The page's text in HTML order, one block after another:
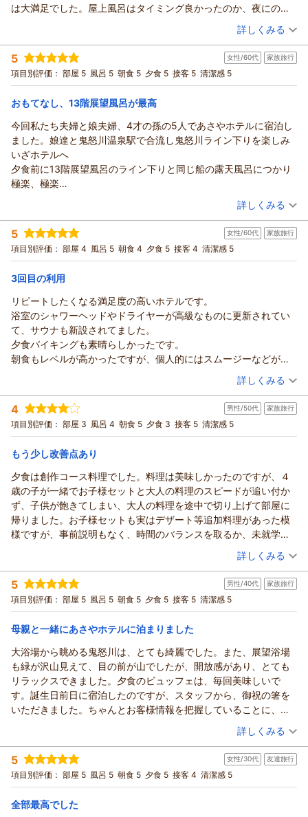
に存じます。
ご滞在中はご快適にお過ごしいただけましたようで、何よりで
ございます。
当館のスタッフは「明るい笑顔・丁寧な挨拶・やさしく親切な
心遣い」をモットーにお客様をお迎えしております。
ご滞在中何かお困りのことがございましたら、お気兼ねなくお
申しつけいただければ幸いに存じます。
日光・鬼怒川温泉へお越しの際には、ぜひまたご利用くださ
い。
ヨネコ様のまたのご来館を心よりお待ちしております。
ありがとうございました。
は大満足でした。屋上風呂はタイミング良かったのか、夜にのん
（投稿日：2026/07/21）
宿泊時期： 2026年07月宿泊 (家族旅行)
投稿者： のんのんさん
宿泊プラン： 【当館おすすめ】和・洋・中100種の豪華バイキング♪≪2026
年7月～≫
和室 朝・夕
宿泊価格帯： 27,001～28,000円(大人一人あたり/税込)
鬼怒川温泉 あさやからの返信
のんのん様
この度はご来館賜りまして、誠にありがとうございます。
お部屋のベランダの件ではご不快な思いを与えてしまい、大変
申し訳ございませんでした。
担当責任者へと申し伝え、清掃を徹底して参る所存でございま
す。
しかしながら、お風呂やお食事はご満喫いただけましたよう
で、ほっといたしました。
お母様にもご満足いただけましたら幸いです。
これからもより良い宿作りに努めて参りますので、ご指導・ご
のんのん様のまたのご来館を心よりお待ちしております。
ありがとうございました。
詳しくみる
5 女性/60代 家族旅行
項目別評価： 部屋 5 風呂 5 朝食 5 夕食 5 接客 5 清潔感 5
おもてなし、13階展望風呂が最高
今回私たち夫婦と娘夫婦、4才の孫の5人であさやホテルに宿泊し
ました。娘達と鬼怒川温泉駅で合流し鬼怒川ライン下りを楽しみ
いざホテルへ
夕食前に13階展望風呂のライン下りと同じ船の露天風呂につかり
極楽、極楽
どれも美味しかったですが特に大人は蟹が最高でたくさん食べま
した。
孫はスイカ、メロン、ハーゲンダッツアイスが気に入ったようで
す。
気持ちよく満腹
部屋は清潔、温かいお茶、冷たい水も飲め洗面台が2つあるのにび
っくり
夜中3時頃主人と目がさめ贅沢にお風呂へ
ほとんど貸切状態
朝のバイキング、ご飯にトロロ、マグロ、サーモンのせ食べたら
最後にもう一度展望風呂入り帰宅しました。
全員とても満足した温泉旅行でした。
あさやホテルの皆様、ありがとうございました。
（投稿日：2026/07/21）
宿泊時期： 2026年07月宿泊 (家族旅行)
投稿者： ノリコさん
宿泊プラン： 【当館おすすめ】和・洋・中100種の豪華バイキング♪
朝・夕
宿泊価格帯： 30,001円以上(大人一人あたり/税込)
鬼怒川温泉 あさやからの返信
ノリコ様
この度はご来館賜りまして、誠にありがとうございます。
ご滞在中はご快適にお過ごしいただけましたようで、何よりで
ございます。
当館のブッフェ（バイキング）では、たくさんのお客様にお楽
しみいただけますよう夕食時和洋中100種、朝食時和洋60種を
ご用意しております。
心ゆくまでご堪能いただけましたら幸いです。
これからもより一層のサービス向上に努めて参ります。
ノリコ様のまたのご来館を心よりお待ちしております。
（返信日：2026/07/22）
詳しくみる
5 女性/60代 家族旅行
項目別評価： 部屋 4 風呂 5 朝食 4 夕食 5 接客 4 清潔感 5
3回目の利用
リピートしたくなる満足度の高いホテルです。
浴室のシャワーヘッドやドライヤーが高級なものに更新されてい
て、サウナも新設されてました。
夕食バイキングも素晴らしかったです。
朝食もレベルが高かったですが、個人的にはスムージーなどがあ
（投稿日：2026/07/21）
宿泊時期： 2026年07月宿泊 (家族旅行)
投稿者： ネコまんまさん
宿泊プラン： 【当館おすすめ】和・洋・中100種の豪華バイキング♪≪～
2026年6月≫
和洋室 朝・夕
宿泊価格帯： 30,001円以上(大人一人あたり/税込)
鬼怒川温泉 あさやからの返信
ネコまんま様
この度はご来館賜りまして、誠にありがとうございます。
ご滞在中はご快適にお過ごしいただけましたようで、何よりで
ございます。
大浴場には様々なシャワーヘッドをお試しいただける「シャワ
ーヘッドバー」やReFaとDysonのドライヤーをご用意しており
ます。
また、秀峰館にはフィンランド式サウナとロウリュウサウナの2
つのサウナを備えておりました。
こちらもご堪能いただけましたら幸いです。
のための参考とさせていただきます。
貴重なご意見をありがとうございます。
これからもより良い宿作りのため、日々努力して参ります。
ネコまんま様のまたのご来館を心よりお待ちしております。
ありがとうございました。
（返信日：2026/07/22）
詳しくみる
4 男性/50代 家族旅行
項目別評価： 部屋 3 風呂 4 朝食 5 夕食 3 接客 5 清潔感 5
もう少し改善点あり
夕食は創作コース料理でした。料理は美味しかったのですが、４
歳の子が一緒でお子様セットと大人の料理のスピードが追い付か
ず、子供が飽きてしまい、大人の料理を途中で切り上げて部屋に
帰りました。お子様セットも実はデザート等追加料理があった模
様ですが、事前説明もなく、時間のバランスを取るか、未就学児
（投稿日：2026/07/21）
宿泊時期： 2026年07月宿泊 (家族旅行)
投稿者： 川口探検隊さん
宿泊プラン： 【創作料理（藤-Fuji-）】夕食はレストランで創作料理プラン
♪≪2026年7月～≫
和洋室 朝・夕
宿泊価格帯： 30,001円以上(大人一人あたり/税込)
鬼怒川温泉 あさやからの返信
川口探検隊様
この度はご来館賜りまして、誠にありがとうございます。
お食事の際にはスタッフの配慮が足りませず、申し訳ございま
せんでした。
担当責任者へと申し伝え、改善に努めて参る所存でございま
す。
その他、お部屋やお風呂などはご満喫いただけましたでしょう
か。
これからもより良い宿作りに努めて参りますので、ご指導・ご
鞭撻の程よろしくお願いいたします。
詳しくみる
5 男性/40代 家族旅行
項目別評価： 部屋 5 風呂 5 朝食 5 夕食 5 接客 5 清潔感 5
母親と一緒にあさやホテルに泊まりました
大浴場から眺める鬼怒川は、とても綺麗でした。また、展望浴場
も緑が沢山見えて、目の前が山でしたが、開放感があり、とても
リラックスできました。夕食のビュッフェは、毎回美味しいで
す。誕生日前日に宿泊したのですが、スタッフから、御祝の箸を
いただきました。ちゃんとお客様情報を把握していることに、お
客様としては感激しかありません。帰りのダイヤルバスもお見送
りしていただき、注文していたあさやホテル特製饅頭も友人に喜
ばれて、とても良かったです。
（投稿日：2026/07/21）
宿泊時期： 2026年07月宿泊 (家族旅行)
投稿者： ともさん
宿泊プラン： 【当館おすすめ】和・洋・中100種の豪華バイキング♪
朝・夕
宿泊価格帯： 23,001～24,000円(大人一人あたり/税込)
詳しくみる
5 女性/30代 友達旅行
項目別評価： 部屋 5 風呂 5 朝食 5 夕食 5 接客 4 清潔感 5
全部最高でした